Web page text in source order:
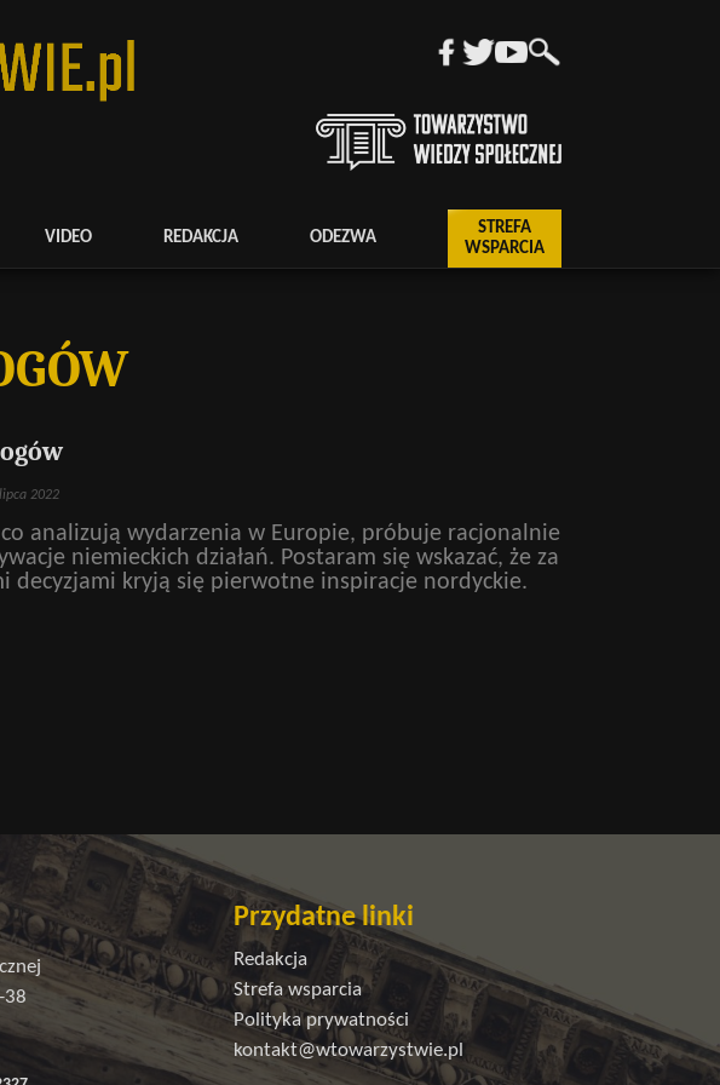
VIDEO REDAKCJA ODEZWA
STREFA
WSPARCIA
2022
analizują wydarzenia w Europie, próbuje racjonalnie
niemieckich działań. Postaram się wskazać, że za
decyzjami kryją się pierwotne inspiracje nordyckie.
38
Przydatne linki
Redakcja
Strefa wsparcia
Polityka prywatności
kontakt@wtowarzystwie.pl